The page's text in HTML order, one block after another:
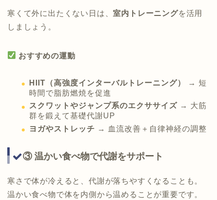
寒くて外に出たくない日は、室内トレーニングを活用
しましょう。
おすすめの運動
HIIT（高強度インターバルトレーニング）
→ 短
時間で脂肪燃焼を促進
スクワットやジャンプ系のエクササイズ → 大筋
群を鍛えて基礎代謝UP
ヨガやストレッチ → 血流改善＋自律神経の調整
③ 温かい食べ物で代謝をサポート
寒さで体が冷えると、代謝が落ちやすくなることも。
温かい食べ物で体を内側から温めることが重要です。